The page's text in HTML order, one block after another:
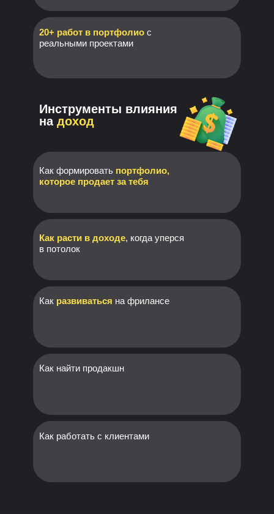
Как работать с клиентами
Как найти продакшн
Как развиваться на фрилансе
Как формировать портфолио,
которое продает за тебя
Инструменты влияния
на доход
Как расти в доходе, когда уперся
в потолок
20+ работ в портфолио с
реальными проектами